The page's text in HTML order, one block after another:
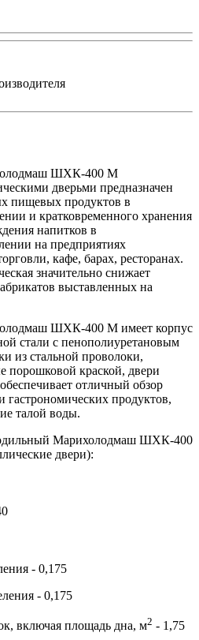
ШХК-400 М
дверьми предназначен
пищевых продуктов в
и кратковременного хранения
напитков в
на предприятиях
кафе, барах, ресторанах.
значительно снижает
выставленных на
ШХК-400 М имеет корпус
стали с пенополиуретановым
из стальной проволоки,
порошковой краской, двери
отличный обзор
гастрономических продуктов,
талой воды.
Марихолодмаш ШХК-400
двери):
- 0,175
- 0,175
включая площадь дна, м2 - 1,75